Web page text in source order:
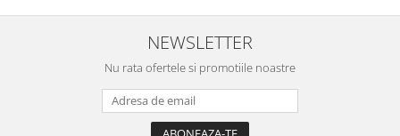
NEWSLETTER
Nu rata ofertele si promotiile noastre